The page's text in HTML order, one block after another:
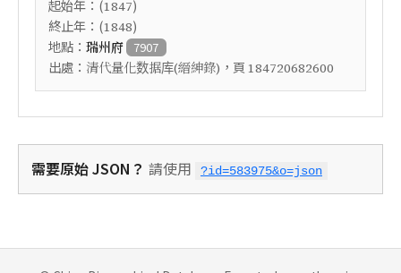
起始年：(1847)
終止年：(1848)
地點： 瑞州府 7907
出處： 清代量化数据库(縉紳錄) ，頁 184720682600
需要原始 JSON？ 請使用 ?id=583975&o=json